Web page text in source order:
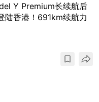
Y Premium长续航后
陆香港！691km续航力